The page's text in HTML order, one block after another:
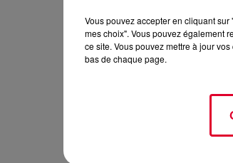
Vous pouvez accepter en cliquant
mes choix". Vous pouvez également
ce site. Vous pouvez mettre à jour
bas de chaque page.